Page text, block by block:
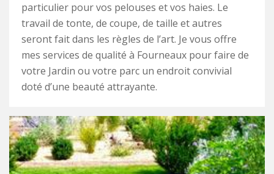
particulier pour vos pelouses et vos haies. Le
travail de tonte, de coupe, de taille et autres
seront fait dans les règles de l’art. Je vous offre
mes services de qualité à Fourneaux pour faire de
votre Jardin ou votre parc un endroit convivial
doté d’une beauté attrayante.